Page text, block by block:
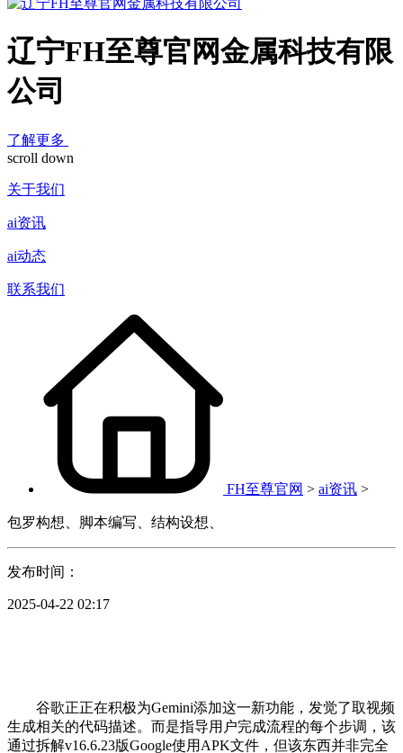
辽宁FH至尊官网金属科技有限
公司
了解更多
scroll down
关于我们
ai资讯
ai动态
联系我们
FH至尊官网 > ai资讯 >
包罗构想、脚本编写、结构设想、
发布时间：
2025-04-22 02:17
谷歌正正在积极为Gemini添加这一新功能，发觉了取视频
生成相关的代码描述。而是指导用户完成流程的每个步调，该
通过拆解v16.6.23版Google使用APK文件，但该东西并非完全